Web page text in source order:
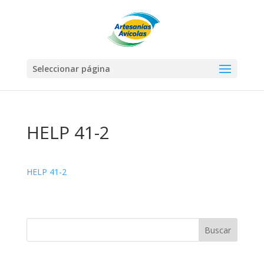
Seleccionar página
HELP 41-2
HELP 41-2